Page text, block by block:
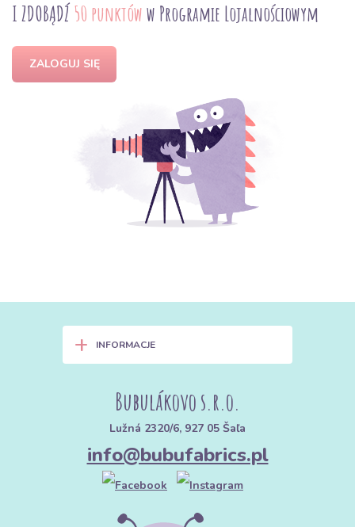
I ZDOBĄDŹ 50 punktóww Programie Lojalnościowym
ZALOGUJ SIĘ
+ INFORMACJE
Bubulákovo s.r.o.
Lužná 2320/6, 927 05 Šaľa
info@bubufabrics.pl